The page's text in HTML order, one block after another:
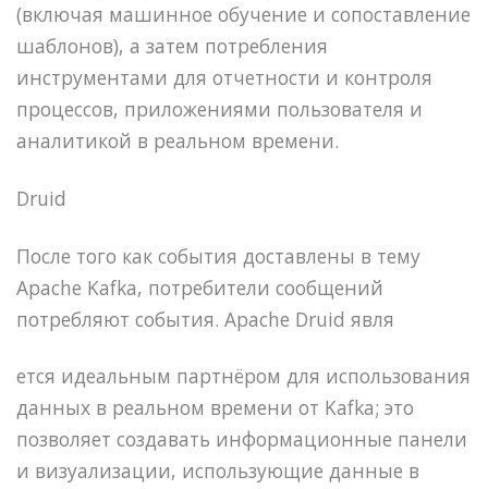
(включая машинное обучение и сопоставление
шаблонов), а затем потребления
инструментами для отчетности и контроля
процессов, приложениями пользователя и
аналитикой в реальном времени.
Druid
После того как события доставлены в тему
Apache Kafka, потребители сообщений
потребляют события. Apache Druid явля
ется идеальным партнёром для использования
данных в реальном времени от Kafka; это
позволяет создавать информационные панели
и визуализации, использующие данные в